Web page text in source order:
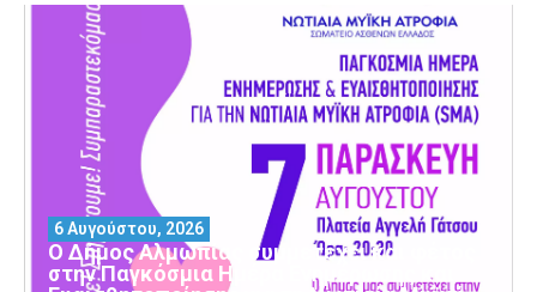
Ο Δήμος Αλμωπίας συμμετέχει και φέτος
στην Παγκόσμια Ημέρα Ενημέρωσης και
6 Αυγούστου, 2026